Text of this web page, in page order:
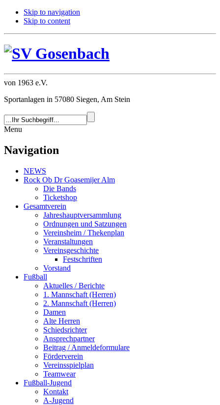
Skip to navigation
Skip to content
von 1963 e.V.
Sportanlagen in 57080 Siegen, Am Stein
Menu
Navigation
NEWS
Rock Ob Dr Goasemijer Alm
Die Bands
Ticketshop
Gesamtverein
Jahreshauptversammlung
Ordnungen und Satzungen
Vereinsheim / Thekenplan
Veranstaltungen
Vereinsgeschichte
Festschriften
Vorstand
Fußball
Aktuelles / Berichte
1. Mannschaft (Herren)
2. Mannschaft (Herren)
Damen
Alte Herren
Schiedsrichter
Ansprechpartner
Beitrag / Anmeldeformulare
Förderverein
Vereinsspielplan
Teamwear
Fußball-Jugend
Kontakt
A-Jugend